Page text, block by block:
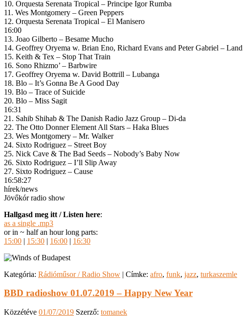
10. Orquesta Serenata Tropical – Principe Igor Rumba
11. Wes Montgomery – Green Peppers
12. Orquesta Serenata Tropical – El Manisero
16:00
13. Joao Gilberto – Besame Mucho
14. Geoffrey Oryema w. Brian Eno, Richard Evans and Peter Gabriel –
15. Keith & Tex – Stop That Train
16. Sono Rhizmo’ – Barbwire
17. Geoffrey Oryema w. David Bottrill – Lubanga
18. Blo – It’s Gonna Be A Good Day
19. Blo – Trace of Suicide
20. Blo – Miss Sagit
16:31
21. Sahib Shihab & The Danish Radio Jazz Group – Di-da
22. The Otto Donner Element All Stars – Haka Blues
23. Wes Montgomery – Mr. Walker
24. Sixto Rodriguez – Street Boy
25. Nick Cave & The Bad Seeds – Nobody’s Baby Now
26. Sixto Rodriguez – I’ll Slip Away
27. Sixto Rodriguez – Cause
16:58:27
hírek/news
Jövőkór radio show
Hallgasd meg itt / Listen here:
as a single .mp3
or in ~ half an hour long parts:
15:00 | 15:30 | 16:00 | 16:30
Kategória: Rádióműsor / Radio Show | Címke: afro, funk, jazz, turkaszemle
BBD radioshow 01.07.2019 – Happy New Year
Közzétéve 01/07/2019 Szerző: tomanek